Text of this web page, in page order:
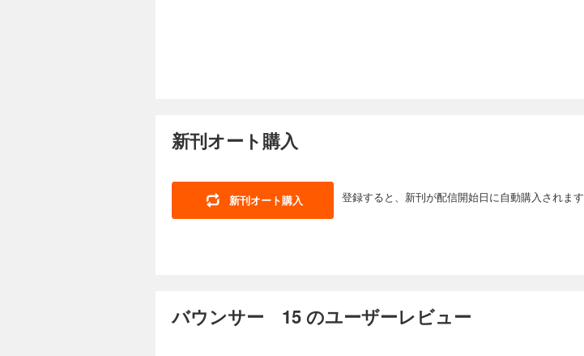
新刊オート購入
新刊オート購入 登録すると、新刊が配信開始日に自動購入されます
バウンサー 15 のユーザーレビュー